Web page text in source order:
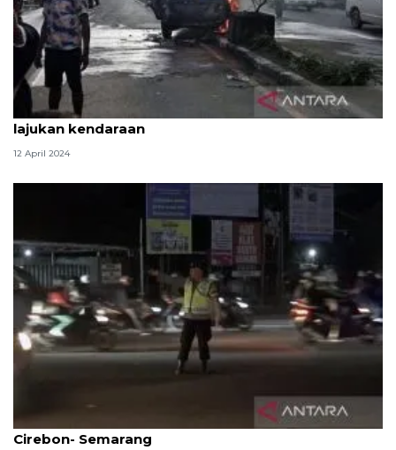
Polres Jayapura imbau pengendara hati-hati
lajukan kendaraan
12 April 2024
83 ribu pengendara motor masuk Jalur Pantura
Cirebon- Semarang